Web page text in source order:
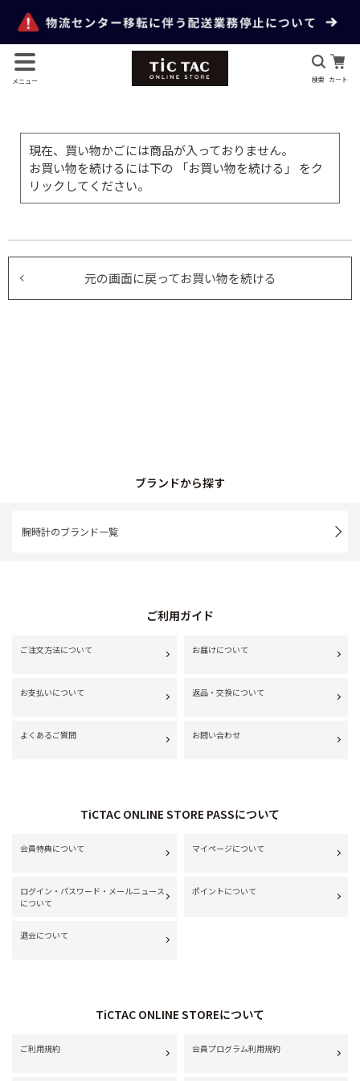
メニュー 検索 カート
現在、買い物かごには商品が入っておりません。
お買い物を続けるには下の 「お買い物を続ける」 をク
リックしてください。
元の画面に戻ってお買い物を続ける
ブランドから探す
腕時計のブランド一覧
ご利用ガイド
ご注文方法について お届けについて
お支払いについて 返品・交換について
よくあるご質問 お問い合わせ
TiCTAC ONLINE STORE PASSについて
会員特典について マイページについて
ログイン・パスワード・メールニュース
について
ポイントについて
退会について
TiCTAC ONLINE STOREについて
ご利用規約 会員プログラム利用規約